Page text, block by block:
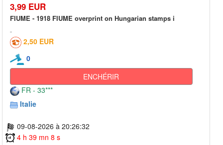
3,99 EUR
FIUME - 1918 FIUME overprint on Hungarian stamps i
2,50 EUR
0
ENCHÉRIR
FR - 33***
Italie
09-08-2026 à 20:26:32
4 h 39 mn 8 s